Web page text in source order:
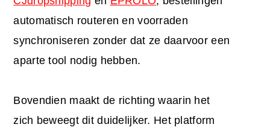
automatisch routeren en voorraden
synchroniseren zonder dat ze daarvoor een
aparte tool nodig hebben.
Bovendien maakt de richting waarin het
zich beweegt dit duidelijker. Het platform